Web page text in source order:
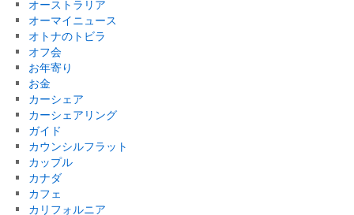
オーストラリア
オーマイニュース
オトナのトビラ
オフ会
お年寄り
お金
カーシェア
カーシェアリング
ガイド
カウンシルフラット
カップル
カナダ
カフェ
カリフォルニア